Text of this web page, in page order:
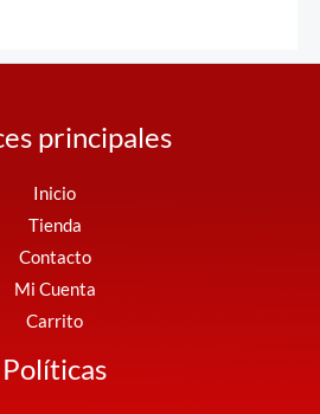
principales
Inicio
Tienda
Contacto
Mi Cuenta
Carrito
Políticas